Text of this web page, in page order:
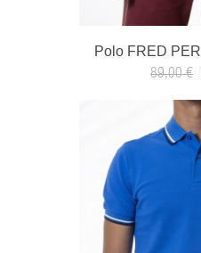
Polo FRED
89,00 €